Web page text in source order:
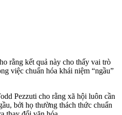
rằng kết quả này cho thấy vai trò
việc chuẩn hóa khái niệm “ngầu”
Pezzuti cho rằng xã hội luôn cần
bởi họ thường thách thức chuẩn